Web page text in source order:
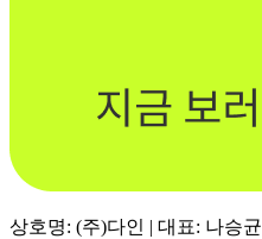
상호명: (주)다인 | 대표: 나승균